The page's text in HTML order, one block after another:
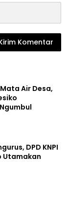
Air Desa,
DPD KNPI
Utamakan